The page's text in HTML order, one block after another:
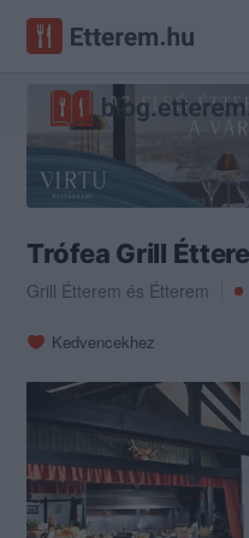
Trófea Grill
Grill Étterem és Étterem
Kedvencekhez